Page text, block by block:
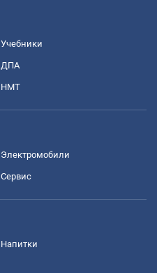
Учебники
ДПА
НМТ
Электромобили
Сервис
Напитки